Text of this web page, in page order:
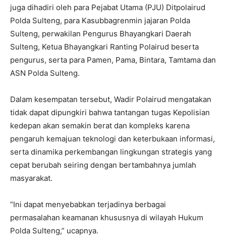
juga dihadiri oleh para Pejabat Utama (PJU) Ditpolairud
Polda Sulteng, para Kasubbagrenmin jajaran Polda
Sulteng, perwakilan Pengurus Bhayangkari Daerah
Sulteng, Ketua Bhayangkari Ranting Polairud beserta
pengurus, serta para Pamen, Pama, Bintara, Tamtama dan
ASN Polda Sulteng.
Dalam kesempatan tersebut, Wadir Polairud mengatakan
tidak dapat dipungkiri bahwa tantangan tugas Kepolisian
kedepan akan semakin berat dan kompleks karena
pengaruh kemajuan teknologi dan keterbukaan informasi,
serta dinamika perkembangan lingkungan strategis yang
cepat berubah seiring dengan bertambahnya jumlah
masyarakat.
“Ini dapat menyebabkan terjadinya berbagai
permasalahan keamanan khususnya di wilayah Hukum
Polda Sulteng,” ucapnya.